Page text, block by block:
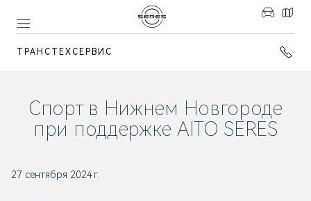
ТРАНСТЕХСЕРВИС
Спорт в Нижнем Новгороде
при поддержке AITO SERES
27 сентября 2024 г.